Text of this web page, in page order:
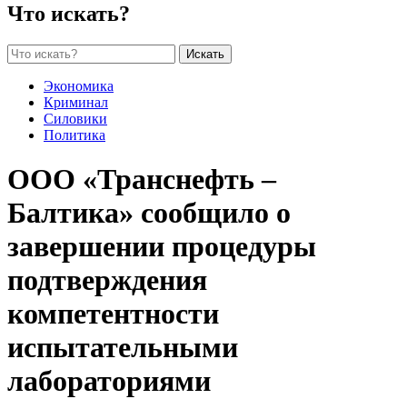
Что искать?
Искать
Экономика
Криминал
Силовики
Политика
ООО «Транснефть –
Балтика» сообщило о
завершении процедуры
подтверждения
компетентности
испытательными
лабораториями